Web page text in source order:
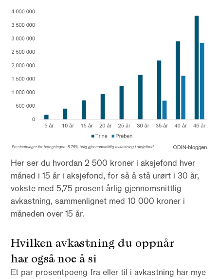
Her ser du hvordan 2 500 kroner i aksjefond hver
måned i 15 år i aksjefond, for så å stå urørt i 30 år,
vokste med 5,75 prosent årlig gjennomsnittlig
avkastning, sammenlignet med 10 000 kroner i
måneden over 15 år.
Hvilken avkastning du oppnår
har også noe å si
Et par prosentpoeng fra eller til i avkastning har mye